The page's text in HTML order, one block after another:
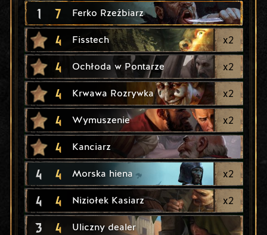
1 7 Ferko Rzeźbiarz
4 Fisstech x2
4 Ochłoda w Pontarze x2
4 Krwawa Rozrywka x2
4 Wymuszenie x2
4 Kanciarz
4 4 Morska hiena x2
4 4 Niziołek Kasiarz x2
3 4 Uliczny dealer